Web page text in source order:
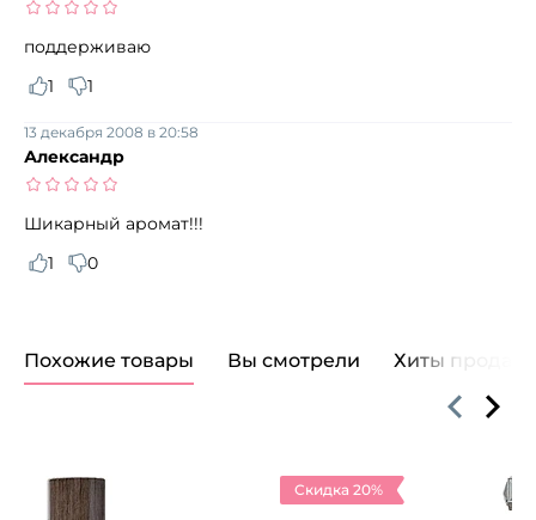
поддерживаю
1
1
Александр
13 декабря 2008 в 20:58
Шикарный аромат!!!
1
0
Похожие товары Вы смотрели Хиты продаж
Скидка 20%